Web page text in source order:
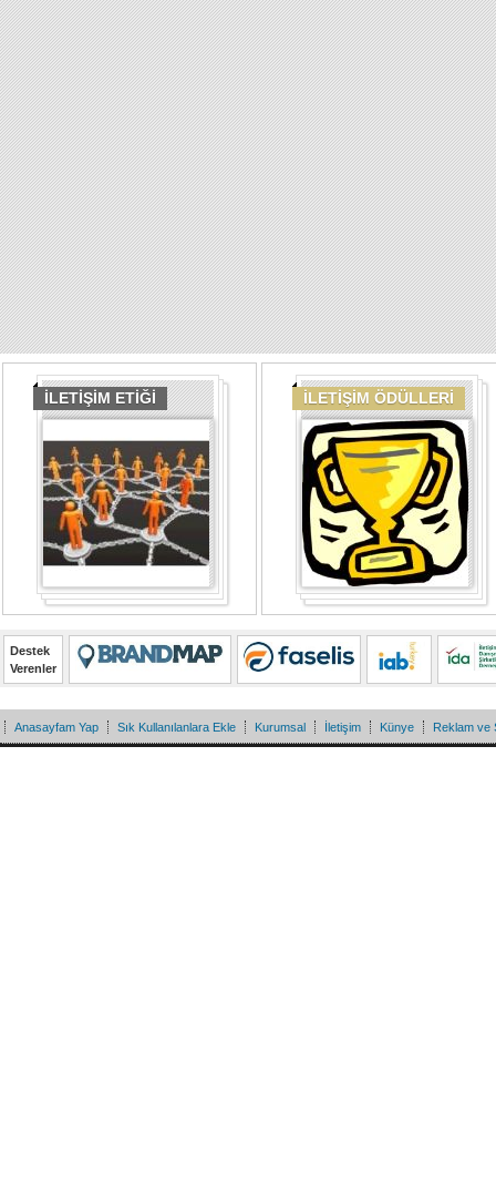
İLETİŞİM ETİĞİ İLETİŞİM ÖDÜLLERİ
Destek
Verenler
Anasayfam Yap Sık Kullanılanlara Ekle Kurumsal İletişim Künye Reklam ve